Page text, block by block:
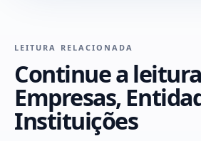
LEITURA RELACIONADA
Continue a
Empresas,
Instituições